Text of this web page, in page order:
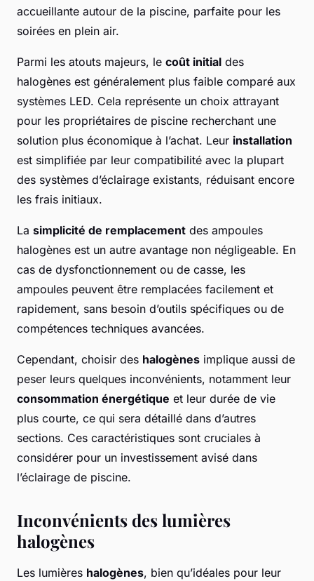
accueillante autour de la piscine, parfaite pour les
soirées en plein air.
Parmi les atouts majeurs, le coût initial des
halogènes est généralement plus faible comparé aux
systèmes LED. Cela représente un choix attrayant
pour les propriétaires de piscine recherchant une
solution plus économique à l’achat. Leur installation
est simplifiée par leur compatibilité avec la plupart
des systèmes d’éclairage existants, réduisant encore
les frais initiaux.
La simplicité de remplacement des ampoules
halogènes est un autre avantage non négligeable. En
cas de dysfonctionnement ou de casse, les
ampoules peuvent être remplacées facilement et
rapidement, sans besoin d’outils spécifiques ou de
compétences techniques avancées.
Cependant, choisir des halogènes implique aussi de
peser leurs quelques inconvénients, notamment leur
consommation énergétique et leur durée de vie
plus courte, ce qui sera détaillé dans d’autres
sections. Ces caractéristiques sont cruciales à
considérer pour un investissement avisé dans
l’éclairage de piscine.
Inconvénients des lumières
halogènes
Les lumières halogènes, bien qu’idéales pour leur